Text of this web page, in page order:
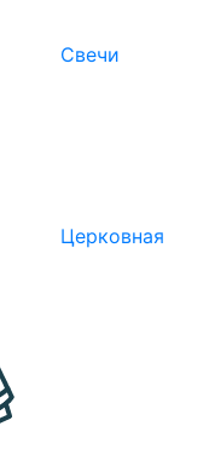
Свечи
Церковная